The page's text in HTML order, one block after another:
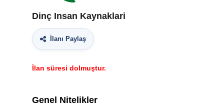
Dinç Insan Kaynaklari
İlanı Paylaş
İlan süresi dolmuştur.
Genel Nitelikler